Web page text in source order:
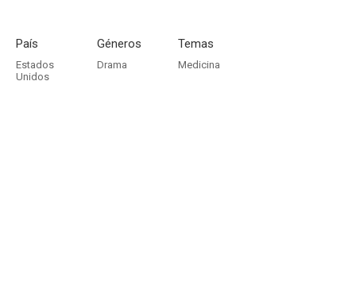
País
Estados
Unidos
Géneros
Drama
Temas
Medicina